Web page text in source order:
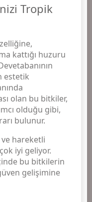
Tropik
kattığı huzuru
estetik
olan bu bitkiler,
olduğu gibi,
bulunur.
hareketli
iyi geliyor.
bu bitkilerin
gelişimine